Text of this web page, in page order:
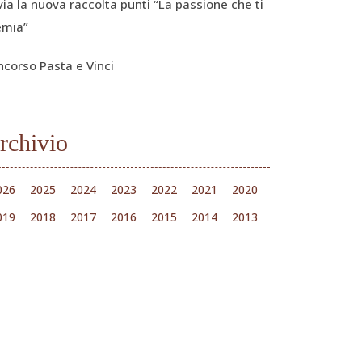
la nuova raccolta punti “La passione che ti
Pasta e Vinci
2025 2024 2023 2022 2021
2020
2018 2017 2016 2015 2014 2013